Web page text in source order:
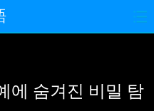
포토
에 숨겨진 비밀 탐